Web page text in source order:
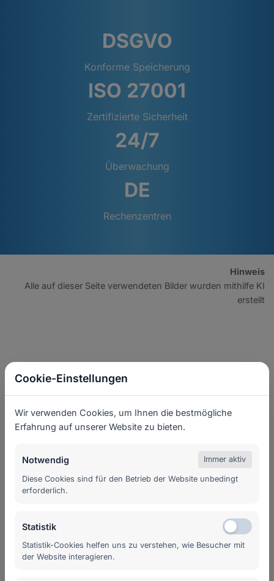
DSGVO
Konforme Speicherung
ISO 27001
Zertifizierte Sicherheit
24/7
Überwachung
DE
Rechenzentren
Hinweis
Alle auf dieser Seite verwendeten Bilder wurden mithilfe KI
erstellt
Cookie-Einstellungen
Wir verwenden Cookies, um Ihnen die bestmögliche
Erfahrung auf unserer Website zu bieten.
Notwendig Immer aktiv
Diese Cookies sind für den Betrieb der Website unbedingt
erforderlich.
Statistik
Statistik-Cookies helfen uns zu verstehen, wie Besucher mit
der Website interagieren.